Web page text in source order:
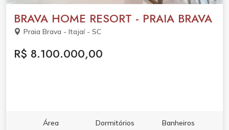
BRAVA HOME RESORT - PRAIA BRAVA
Praia Brava - Itajaí - SC
R$ 8.100.000,00
Área
Dormitórios
Banheiros